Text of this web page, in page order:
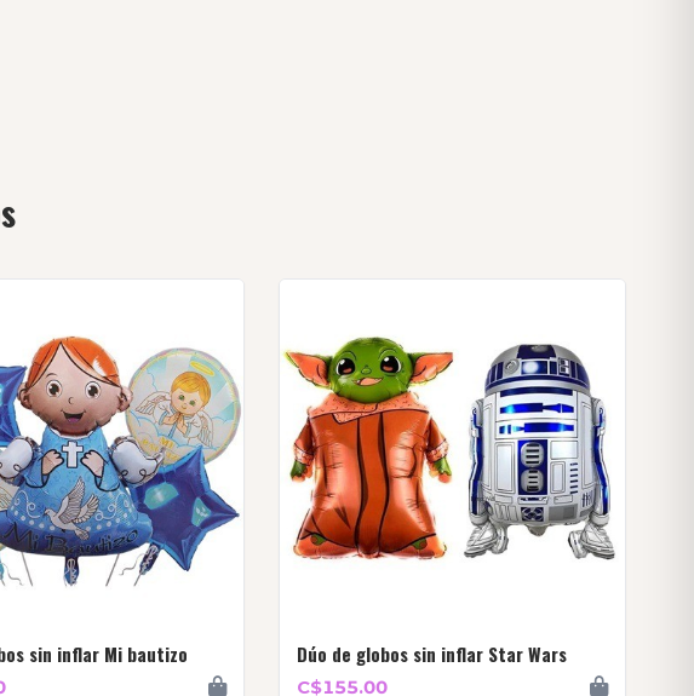
sin inflar Mi bautizo Dúo de globos sin inflar Star Wars
C$155.00